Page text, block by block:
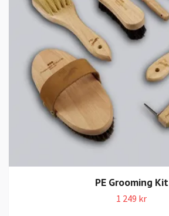
PE Grooming Kit
1 249 kr